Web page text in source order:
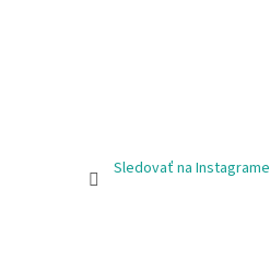
Sledovať na Instagrame